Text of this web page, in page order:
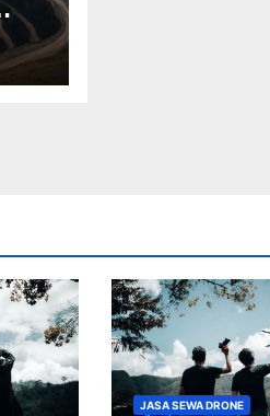
JASA SEWA DRONE